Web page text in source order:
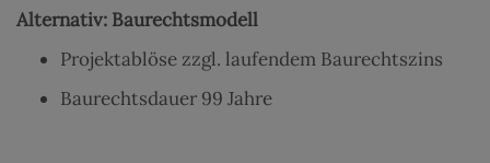
Alternativ: Baurechtsmodell
Projektablöse zzgl. laufendem Baurechtszins
Baurechtsdauer 99 Jahre